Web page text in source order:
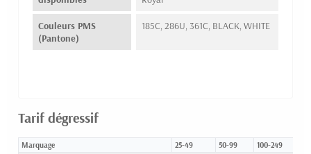
Couleurs PMS
(Pantone)
185C, 286U, 361C, BLACK, WHITE
Tarif dégressif
Marquage 25-49 50-99 100-249